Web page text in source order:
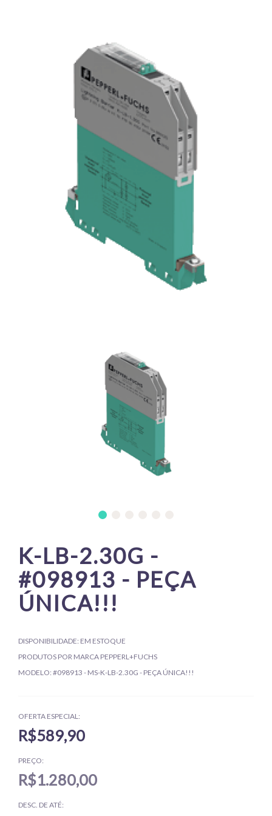
K-LB-2.30G -
#098913 - PEÇA
ÚNICA!!!
DISPONIBILIDADE: EM ESTOQUE
PRODUTOS POR MARCA PEPPERL+FUCHS
MODELO: #098913 - MS-K-LB-2.30G - PEÇA ÚNICA!!!
OFERTA ESPECIAL:
R$589,90
PREÇO:
R$1.280,00
DESC. DE ATÉ: